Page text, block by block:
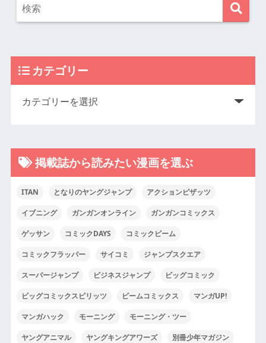
カテゴリー
掲載誌から読みたい漫画を選ぶ
ITAN となりのヤングジャンプ アクションピザッツ
イブニング ガンガンオンライン ガンガンコミックス
ゲッサン コミックDAYS コミックビーム
コミックフラッパー サイコミ ジャンプスクエア
スーパージャンプ ビジネスジャンプ ビッグコミック
ビッグコミックスピリッツ ビームコミックス マンガUP!
マンガハック モーニング モーニング・ツー
ヤングアニマル ヤングキングアワーズ 別冊少年マガジン